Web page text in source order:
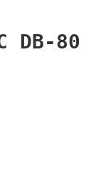
DB-80